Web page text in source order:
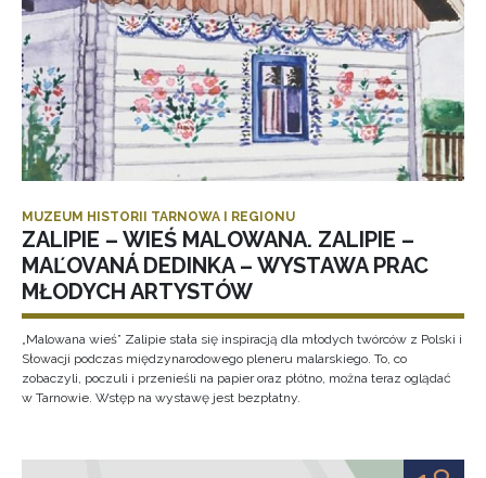
MUZEUM HISTORII TARNOWA I REGIONU
ZALIPIE – WIEŚ MALOWANA. ZALIPIE –
MAĽOVANÁ DEDINKA – WYSTAWA PRAC
MŁODYCH ARTYSTÓW
„Malowana wieś” Zalipie stała się inspiracją dla młodych twórców z Polski i
Słowacji podczas międzynarodowego pleneru malarskiego. To, co
zobaczyli, poczuli i przenieśli na papier oraz płótno, można teraz oglądać
w Tarnowie. Wstęp na wystawę jest bezpłatny.